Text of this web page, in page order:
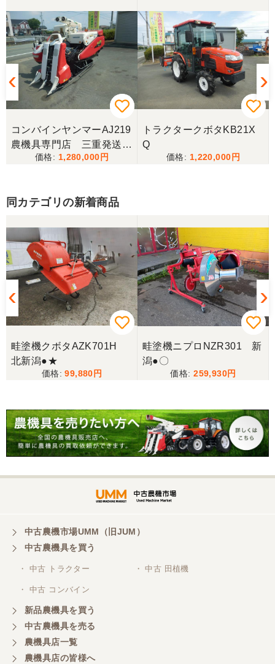
香川県／井上
とても良くしてもらいました。また購入したいと思
います。
香川県／西川忠洋
丁寧な対応をしていただき計量選別機を無事持ち帰
ることができました。今年の籾摺り時に旧機が故障
し、修理の目途が無い中、手頃な価格の本機を見つ
けることが出来て大満足です。リンスクさんありが
10月にコンバインを購入させていただきました、香
川県から熊本県まで運んでもらい、 とても親切に機
械の説明をしていただき感謝しています。 そして、
この度無事に稲刈りを行い、終了しました。 農機リ
ンクスさん、ありがとうございました。
コンバインヤンマーAJ219
農機具専門店 三重発送整
備済み
1,280,000
トラクタークボタKB21X
Q
1,220,000
同カテゴリの新着商品
畦塗機クボタAZK701H
北新潟●★
99,880
畦塗機ニプロNZR301 新
潟●〇
259,930
中古農機市場UMM（旧JUM）
中古農機具を買う
・ 中古 トラクター ・ 中古 田植機
・ 中古 コンバイン
新品農機具を買う
中古農機具を売る
農機具店一覧
農機具店の皆様へ